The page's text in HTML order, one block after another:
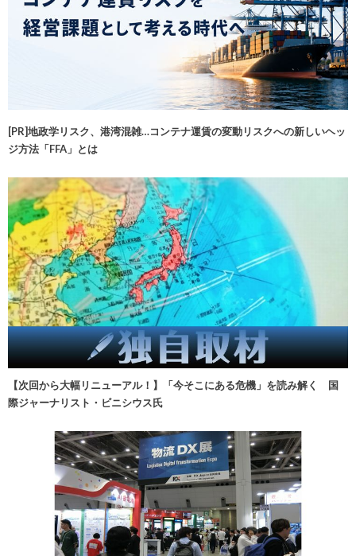
[PR]地政学リスク、港湾混雑…コンテナ運賃の変動リスクへの新しいヘッ
ジ方法「FFA」とは
【次回から大幅リニューアル！】「今そこにある危機」を読み解く 国
際ジャーナリスト・ビニシウス氏